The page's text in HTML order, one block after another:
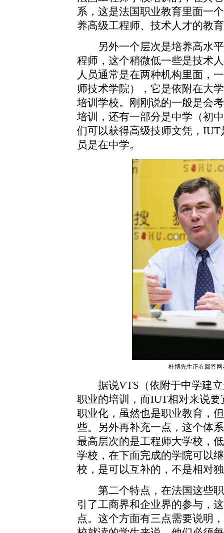
系，这是法国职业教育里面一
养高级工程师、技术人才的教
另外一个层次是培养高水平
程师，这个稍微低一些是技术
人员通常是在两种机构里面，
师技术学院），它是依附在大
培训学校。刚刚说的一般是
培训，还有一部分是中学（初
们可以获得高级技师文凭，
员是在中学。
杜博先生正在回答网
据说VTS（依附于中学建立
职业的培训，而IUT相对来说
职业化，虽然也是职业教育，
些。另外再补充一点，这个体
最高层次的是工程师大学校，
学校，在下面完成的学院可以
校，是可以互补的，不是相对
第二个特点，在法国这些职
引了工商界和企业界的参与，
点。这个方面有三点需要说明